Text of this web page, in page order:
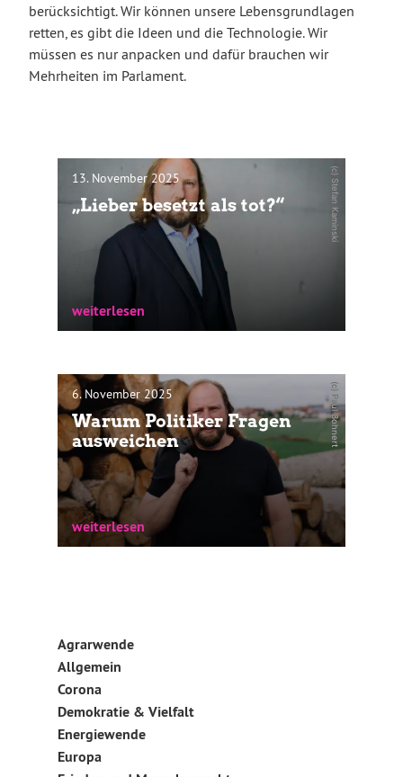
berücksichtigt. Wir können unsere Lebensgrundlagen
retten, es gibt die Ideen und die Technologie. Wir
müssen es nur anpacken und dafür brauchen wir
Mehrheiten im Parlament.
(c) Stefan Kaminski
13. November 2025
„Lieber besetzt als tot?“
weiterlesen
von Ole Nymoen, einem der lautesten
Gegner einer st...
weiterlesen
(c) Paul Bohnert
6. November 2025
Warum Politiker Fragen
ausweichen
weiterlesen
weiterlesen
Agrarwende
Allgemein
Corona
Demokratie & Vielfalt
Energiewende
Europa